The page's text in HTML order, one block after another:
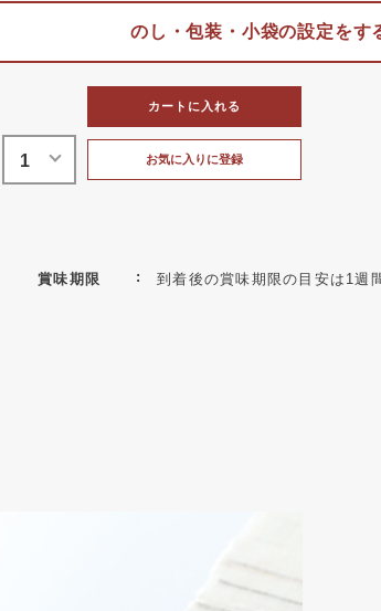
のし・包装・小袋の設定をす
お気に入りに登録
カートに入れる
賞味期限 到着後の賞味期限の目安は1週